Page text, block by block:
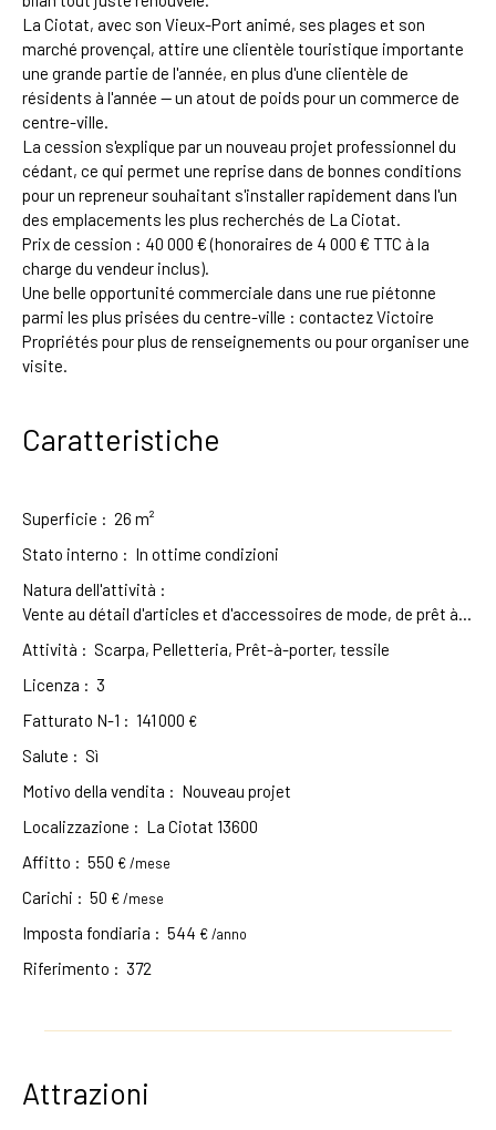
La Ciotat, avec son Vieux-Port animé, ses plages et son
marché provençal, attire une clientèle touristique importante
une grande partie de l'année, en plus d'une clientèle de
résidents à l'année — un atout de poids pour un commerce de
centre-ville.
La cession s'explique par un nouveau projet professionnel du
cédant, ce qui permet une reprise dans de bonnes conditions
pour un repreneur souhaitant s'installer rapidement dans l'un
des emplacements les plus recherchés de La Ciotat.
Prix de cession : 40 000 € (honoraires de 4 000 € TTC à la
charge du vendeur inclus).
Une belle opportunité commerciale dans une rue piétonne
parmi les plus prisées du centre-ville : contactez Victoire
Propriétés pour plus de renseignements ou pour organiser une
visite.
Caratteristiche
Superficie : 26 m²
Stato interno : In ottime condizioni
Natura dell'attività :
Vente au détail d'articles et d'accessoires de mode, de prêt à porter, de chaussures, de maroquinerie et de produits de beauté et soins pour le corps et le visage
Attività : Scarpa, Pelletteria, Prêt-à-porter, tessile
Licenza : 3
Fatturato N-1 : 141 000 €
Salute : Sì
Motivo della vendita : Nouveau projet
Localizzazione : La Ciotat 13600
Affitto : 550 € /mese
Carichi : 50 € /mese
Imposta fondiaria : 544 € /anno
Riferimento : 372
Attrazioni